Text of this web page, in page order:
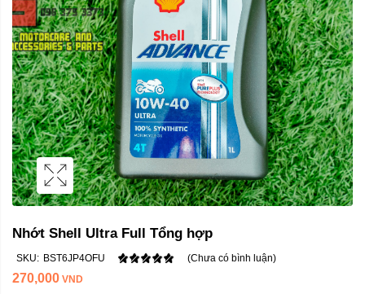
Nhớt Shell Ultra Full Tổng hợp
SKU: BST6JP4OFU (Chưa có bình luận)
270,000 VND